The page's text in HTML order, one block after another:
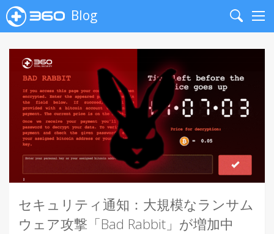
Blog
Search
セキュリティ通知：大規模なランサム
ウェア攻撃「Bad Rabbit」が増加中